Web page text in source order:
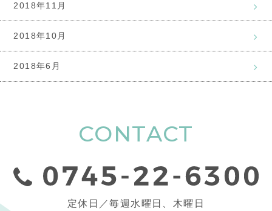
2018年11月
2018年10月
2018年6月
CONTACT
定休日／毎週水曜日、木曜日